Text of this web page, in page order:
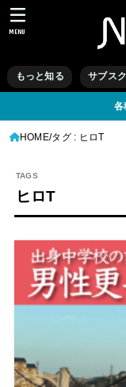
もっと知る サブス
MENU
各
HOME タグ : ヒロT
ヒロT